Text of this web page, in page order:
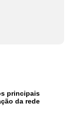
principais
da rede